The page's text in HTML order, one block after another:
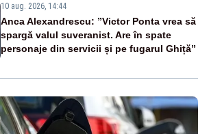
10 aug. 2026, 14:44
Anca Alexandrescu: ”Victor Ponta vrea să
spargă valul suveranist. Are în spate
personaje din servicii și pe fugarul Ghiță”